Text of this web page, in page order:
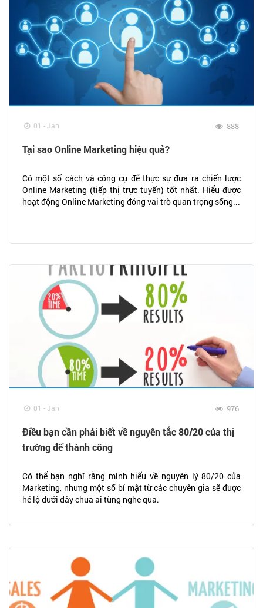
01 - Jan 888
Tại sao Online Marketing hiệu quả?
Có một số cách và công cụ để thực sự đưa ra chiến lược
Online Marketing (tiếp thị trực tuyến) tốt nhất. Hiểu được
hoạt động Online Marketing đóng vai trò quan trọng sống...
01 - Jan 976
Điều bạn cần phải biết về nguyên tắc 80/20 của thị
trường để thành công
Có thể bạn nghĩ rằng mình hiểu về nguyên lý 80/20 của
Marketing, nhưng một số bí mật từ các chuyên gia sẽ được
hé lộ dưới đây chưa ai từng nghe qua.